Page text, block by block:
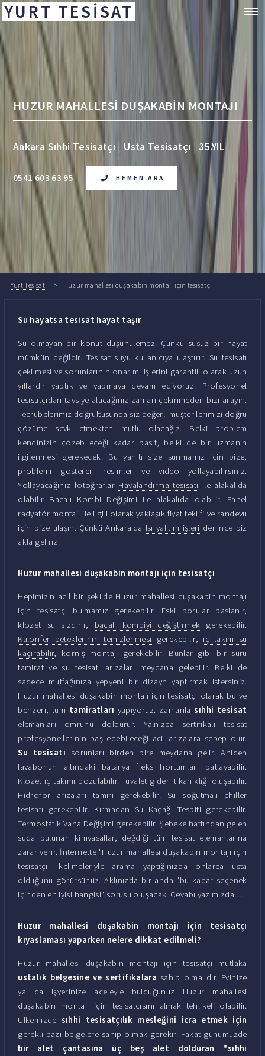
YURT TESİSAT
HUZUR MAHALLESİ DUŞAKABİN MONTAJI
Ankara Sıhhi Tesisatçı | Usta Tesisatçı | 35.YIL
0541 603 63 95 HEMEN ARA
Yurt Tesisat Huzur mahallesi duşakabin montajı için tesisatçı
Su hayatsa tesisat hayat taşır
Su olmayan bir konut düşünülemez. Çünkü susuz bir hayat
mümkün değildir. Tesisat suyu kullanıcıya ulaştırır. Su tesisatı
çekilmesi ve sorunlarının onarımı işlerini garantili olarak uzun
yıllardır yaptık ve yapmaya devam ediyoruz. Profesyonel
tesisatçıdan tavsiye alacağınız zaman çekinmeden bizi arayın.
Tecrübelerimiz doğrultusunda siz değerli müşterilerimizi doğru
çözüme sevk etmekten mutlu olacağız. Belki problem
kendinizin çözebileceği kadar basit, belki de bir uzmanın
ilgilenmesi gerekecek. Bu yanıtı size sunmamız için bize,
problemi gösteren resimler ve video yollayabilirsiniz.
Yollayacağınız fotoğraflar Havalandırma tesisatı ile alakalıda
olabilir Bacalı Kombi Değişimi ile alakalıda olabilir. Panel
radyatör montajı ile ilgili olarak yaklaşık fiyat teklifi ve randevu
için bize ulaşın. Çünkü Ankara'da Isı yalıtım işleri denince biz
akla geliriz.
Huzur mahallesi duşakabin montajı için tesisatçı
Hepimizin acil bir şekilde Huzur mahallesi duşakabin montajı
için tesisatçı bulmamız gerekebilir. Eski borular paslanır,
klozet su sızdırır, bacalı kombiyi değiştirmek gerekebilir.
Kalorifer peteklerinin temizlenmesi gerekebilir, iç takım su
kaçırabilir, korniş montajı gerekebilir. Bunlar gibi bir sürü
tamirat ve su tesisatı arızaları meydana gelebilir. Belki de
sadece mutfağınıza yepyeni bir dizayn yaptırmak istersiniz.
Huzur mahallesi duşakabin montajı için tesisatçı olarak bu ve
benzeri, tüm tamiratları yapıyoruz. Zamanlasıhhi tesisat
elemanları ömrünü doldurur. Yalnızca sertifikalı tesisat
profesyonellerinin baş edebileceği acil arızalara sebep olur.
Su tesisatı sorunları birden bire meydana gelir. Aniden
lavabonun altındaki batarya fleks hortumları patlayabilir.
Klozet iç takımı bozulabilir. Tuvalet gideri tıkanıklığı oluşabilir.
Hidrofor arızaları tamiri gerekebilir. Su soğutmalı chiller
tesisatı gerekebilir. Kırmadan Su Kaçağı Tespiti gerekebilir.
Termostatik Vana Değişimi gerekebilir. Şebeke hattından gelen
suda bulunan kimyasallar, değdiği tüm tesisat elemanlarına
zarar verir. İnternette "Huzur mahallesi duşakabin montajı için
tesisatçı" kelimeleriyle arama yaptığınızda onlarca usta
olduğunu görürsünüz. Aklınızda bir anda "bu kadar seçenek
içinden en iyisi hangisi" sorusu oluşacak. Cevabı yazımızda…
Huzur mahallesi duşakabin montajı için tesisatçı
kıyaslaması yaparken nelere dikkat edilmeli?
Huzur mahallesi duşakabin montajı için tesisatçı mutlaka
ustalık belgesine ve sertifikalara sahip olmalıdır. Evinize
ya da işyerinize aceleyle bulduğunuz Huzur mahallesi
duşakabin montajı için tesisatçısını almak tehlikeli olabilir.
Ülkemizde sıhhi tesisatçılık mesleğini icra etmek için
gerekli bazı belgelere sahip olmak gerekir. Fakat günümüzde
bir alet çantasına üç beş alet dolduran "sıhhi